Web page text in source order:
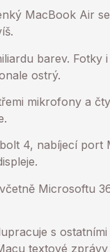
MacBook Air
barev. Fotky
ostrý.
mikrofony a
4, nabíjecí port
Microsoftu
s
textové zprávy